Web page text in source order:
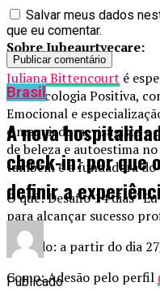
Sobre Jubeaurtyecare:
Juliana Bittencourt é
em Psicologia Positiva,
Emocional e
é maquiadora, visagista
de beleza e autoestima
também é a fundadora do
O quê: Desafio 14 dias
para alcançar sucesso
Quando: a partir do dia
Como: Adesão pelo perfil
Salvar meus dados
que eu comentar.
Brasil
A nova
check-in: por que
definir a
Publicado